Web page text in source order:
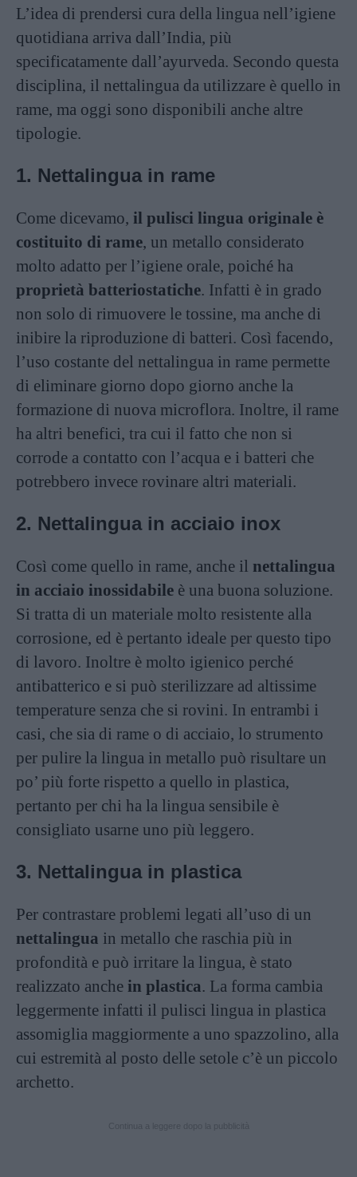
L’idea di prendersi cura della lingua nell’igiene
quotidiana arriva dall’India, più
specificatamente dall’ayurveda. Secondo questa
disciplina, il nettalingua da utilizzare è quello in
rame, ma oggi sono disponibili anche altre
tipologie.
1. Nettalingua in rame
Come dicevamo, il pulisci lingua originale è
costituito di rame, un metallo considerato
molto adatto per l’igiene orale, poiché ha
proprietà batteriostatiche. Infatti è in grado
non solo di rimuovere le tossine, ma anche di
inibire la riproduzione di batteri. Così facendo,
l’uso costante del nettalingua in rame permette
di eliminare giorno dopo giorno anche la
formazione di nuova microflora. Inoltre, il rame
ha altri benefici, tra cui il fatto che non si
corrode a contatto con l’acqua e i batteri che
potrebbero invece rovinare altri materiali.
2. Nettalingua in acciaio inox
Così come quello in rame, anche il nettalingua
in acciaio inossidabile è una buona soluzione.
Si tratta di un materiale molto resistente alla
corrosione, ed è pertanto ideale per questo tipo
di lavoro. Inoltre è molto igienico perché
antibatterico e si può sterilizzare ad altissime
temperature senza che si rovini. In entrambi i
casi, che sia di rame o di acciaio, lo strumento
per pulire la lingua in metallo può risultare un
po’ più forte rispetto a quello in plastica,
pertanto per chi ha la lingua sensibile è
consigliato usarne uno più leggero.
3. Nettalingua in plastica
Per contrastare problemi legati all’uso di un
nettalingua in metallo che raschia più in
profondità e può irritare la lingua, è stato
realizzato anche in plastica. La forma cambia
leggermente infatti il pulisci lingua in plastica
assomiglia maggiormente a uno spazzolino, alla
cui estremità al posto delle setole c’è un piccolo
archetto.